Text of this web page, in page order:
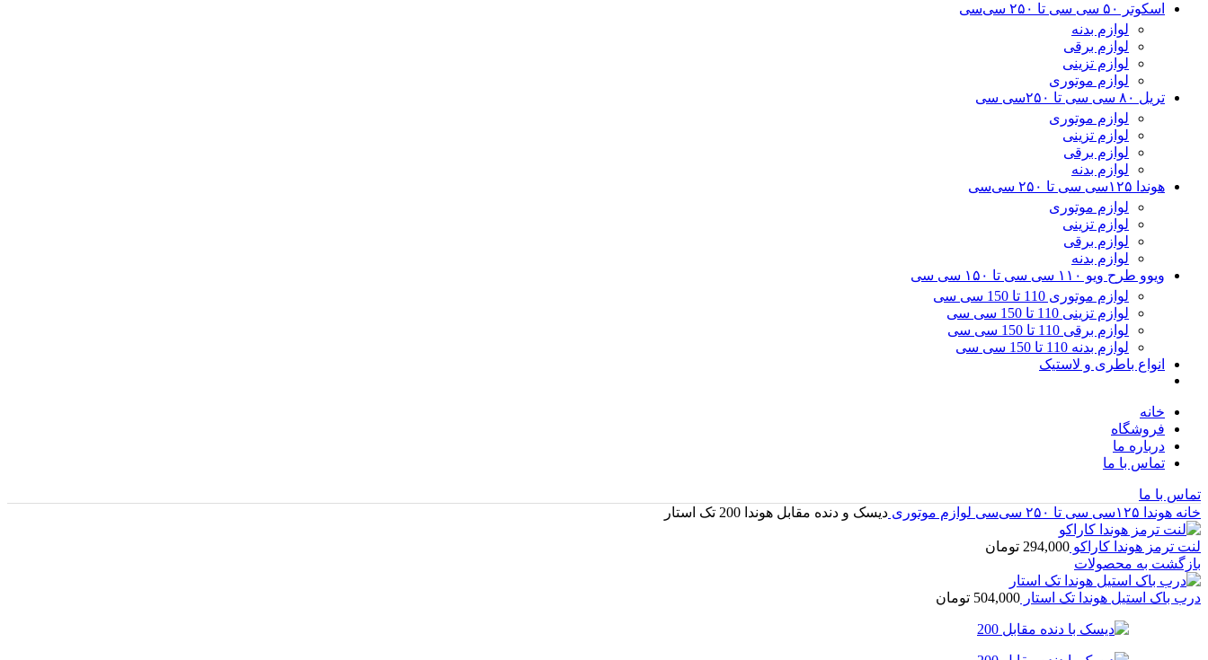
اسکوتر ۵۰ سی سی تا ۲۵۰ سی‌سی
لوازم بدنه
لوازم برقی
لوازم تزینی
لوازم موتوری
تریل ۸۰ سی سی تا ۲۵۰سی سی
لوازم موتوری
لوازم تزینی
لوازم برقی
لوازم بدنه
هوندا ۱۲۵سی سی تا ۲۵۰ سی‌سی
لوازم موتوری
لوازم تزینی
لوازم برقی
لوازم بدنه
ویوو طرح ویو ۱۱۰ سی سی تا ۱۵۰ سی سی
لوازم موتوری 110 تا 150 سی سی
لوازم تزینی 110 تا 150 سی سی
لوازم برقی 110 تا 150 سی سی
لوازم بدنه 110 تا 150 سی سی
انواع باطری و لاستیک
خانه
فروشگاه
درباره ما
تماس با ما
تماس با ما
خانه هوندا ۱۲۵سی سی تا ۲۵۰ سی‌سی لوازم موتوری دیسک و دنده مقابل هوندا 200 تک استار
لنت ترمز هوندا کاراکو 294,000 تومان
بازگشت به محصولات
درب باک استیل هوندا تک استار 504,000 تومان